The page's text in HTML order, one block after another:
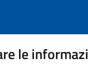
le